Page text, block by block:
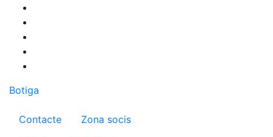
contingut
Botiga
Menú del compte d'usuari
Contacte
Zona socis